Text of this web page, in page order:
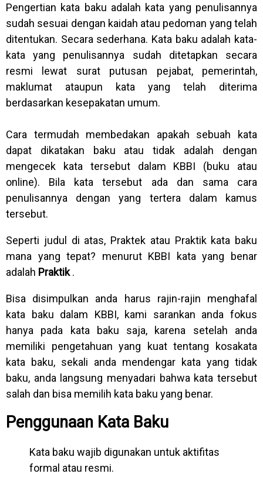
Pengertian kata baku adalah kata yang penulisannya
sudah sesuai dengan kaidah atau pedoman yang telah
ditentukan. Secara sederhana. Kata baku adalah kata-
kata yang penulisannya sudah ditetapkan secara
resmi lewat surat putusan pejabat, pemerintah,
maklumat ataupun kata yang telah diterima
berdasarkan kesepakatan umum.
Cara termudah membedakan apakah sebuah kata
dapat dikatakan baku atau tidak adalah dengan
mengecek kata tersebut dalam KBBI (buku atau
online). Bila kata tersebut ada dan sama cara
penulisannya dengan yang tertera dalam kamus
tersebut.
Seperti judul di atas, Praktek atau Praktik kata baku
mana yang tepat? menurut KBBI kata yang benar
adalah Praktik.
Bisa disimpulkan anda harus rajin-rajin menghafal
kata baku dalam KBBI, kami sarankan anda fokus
hanya pada kata baku saja, karena setelah anda
memiliki pengetahuan yang kuat tentang kosakata
kata baku, sekali anda mendengar kata yang tidak
baku, anda langsung menyadari bahwa kata tersebut
salah dan bisa memilih kata baku yang benar.
Penggunaan Kata Baku
Kata baku wajib digunakan untuk aktifitas
formal atau resmi.